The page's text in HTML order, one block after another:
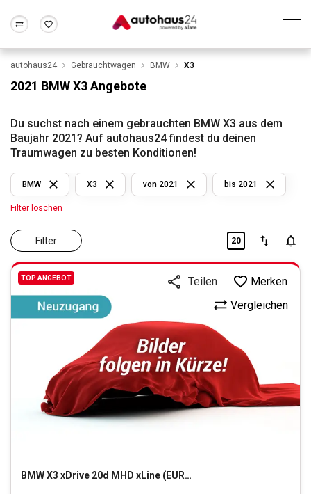
Wir bewerten dein Auto
Alle Fragen & Antworten
Rund um die Inzahlungnahme
Frankfurt Wuppertal
autohaus24 Gebrauchtwagen BMW X3
2021 BMW X3 Angebote
Du suchst nach einem gebrauchten BMW X3 aus dem
Baujahr 2021? Auf autohaus24 findest du deinen
Traumwagen zu besten Konditionen!
Filter
BMW X3 von 2021 bis 2021
Filter löschen
20
TOP ANGEBOT
BMWX3 xDrive 20d MHD xLine (EURO 6d)
Vergleichen
Teilen Merken